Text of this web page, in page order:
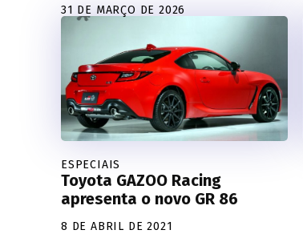
31 DE MARÇO DE 2026
ESPECIAIS
Toyota GAZOO Racing
apresenta o novo GR 86
8 DE ABRIL DE 2021